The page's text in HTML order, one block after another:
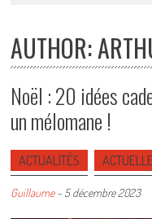
AUTHOR:
Noël : 20 idées
un mélomane !
ACTUALITÉS
Guillaume- 5 décembre 2023